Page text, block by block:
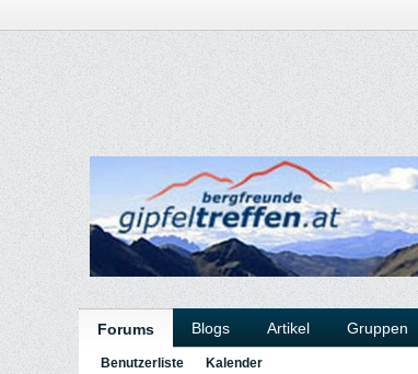
Forums Blogs Artikel Gruppen
Benutzerliste Kalender